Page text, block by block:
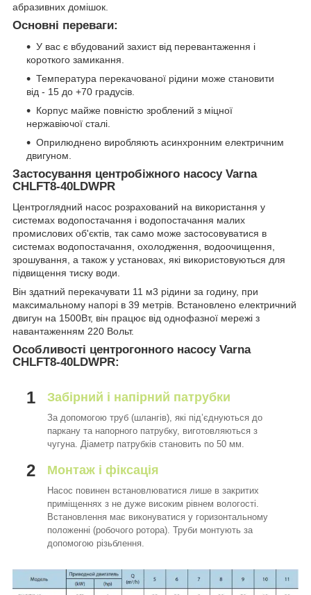
абразивних домішок.
Основні переваги:
У вас є вбудований захист від перевантаження і
короткого замикання.
Температура перекачованої рідини може становити
від - 15 до +70 градусів.
Корпус майже повністю зроблений з міцної
нержавіючої сталі.
Оприлюднено виробляють асинхронним електричним
двигуном.
Застосування центробіжного насосу Varna
CHLFT8-40LDWPR
Центроглядний насос розрахований на використання у
системах водопостачання і водопостачання малих
промислових об'єктів, так само може застосовуватися в
системах водопостачання, охолодження, водоочищення,
зрошування, а також у установах, які використовуються для
підвищення тиску води.
Він здатний перекачувати 11 м3 рідини за годину, при
максимальному напорі в 39 метрів. Встановлено електричний
двигун на 1500Вт, він працює від однофазної мережі з
навантаженням 220 Вольт.
Особливості центрогонного насосу Varna
CHLFT8-40LDWPR:
1 Забірний і напірний патрубки
За допомогою труб (шлангів), які під’єднуються до
паркану та напорного патрубку, виготовляються з
чугуна. Діаметр патрубків становить по 50 мм.
2 Монтаж і фіксація
Насос повинен встановлюватися лише в закритих
приміщеннях з не дуже високим рівнем вологості.
Встановлення має виконуватися у горизонтальному
положенні (робочого ротора). Труби монтують за
допомогою різьблення.